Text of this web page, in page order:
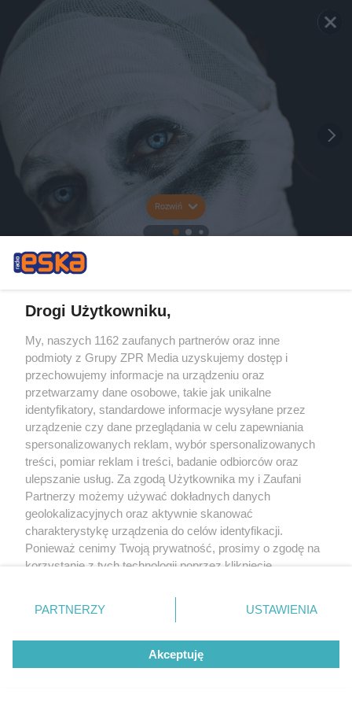
Rozwiń
Drogi Użytkowniku,
My, naszych 1162 zaufanych partnerów oraz inne
podmioty z Grupy ZPR Media uzyskujemy dostęp i
przechowujemy informacje na urządzeniu oraz
przetwarzamy dane osobowe, takie jak unikalne
identyfikatory, standardowe informacje wysyłane przez
urządzenie czy dane przeglądania w celu zapewniania
spersonalizowanych reklam, wybór spersonalizowanych
treści, pomiar reklam i treści, badanie odbiorców oraz
ulepszanie usług. Za zgodą Użytkownika my i Zaufani
Partnerzy możemy używać dokładnych danych
geolokalizacyjnych oraz aktywnie skanować
charakterystykę urządzenia do celów identyfikacji.
Ponieważ cenimy Twoją prywatność, prosimy o zgodę na
korzystanie z tych technologii poprzez kliknięcie
zmienić/wycofać klikając przycisk ustawień prywatności
znajdujący się w lewym dolnym rogu strony
rodzaje przetwarzania danych nie wymagają zgody
użytkownika, ale masz prawo sprzeciwić się takiemu
przetwarzaniu. Preferencje będą miały zastosowanie tylko
PARTNERZY USTAWIENIA
Akceptuję